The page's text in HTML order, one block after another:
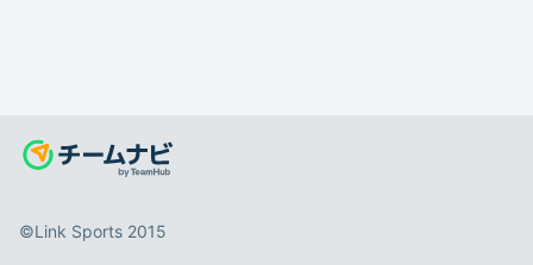
©️Link Sports 2015